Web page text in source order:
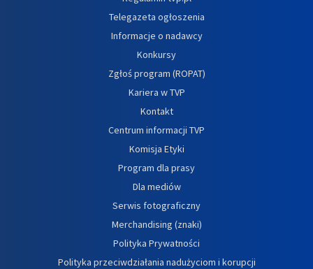
Telegazeta ogłoszenia
Informacje o nadawcy
Konkursy
Zgłoś program (ROPAT)
Kariera w TVP
Kontakt
Centrum informacji TVP
Komisja Etyki
Program dla prasy
Dla mediów
Serwis fotograficzny
Merchandising (znaki)
Polityka Prywatności
Polityka przeciwdziałania nadużyciom i korupcji